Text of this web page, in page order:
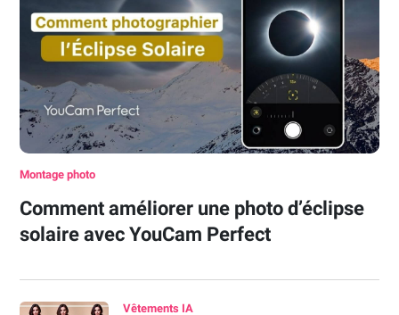
Montage photo
Comment améliorer une photo d’éclipse
solaire avec YouCam Perfect
Vêtements IA